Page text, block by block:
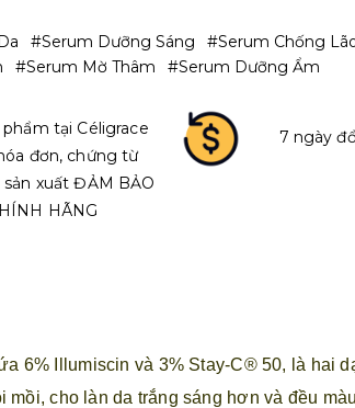
#Serum Dưỡng Sáng #Serum Chống
#serum Mờ Thâm #Serum Dưỡng Ẩm
phẩm tại Céligrace
đơn, chứng từ
xuất ĐẢM BẢO
HÃNG
7 ngày
6% Illumiscin và 3% Stay-C® 50, là hai
cho làn da trắng sáng hơn và đều